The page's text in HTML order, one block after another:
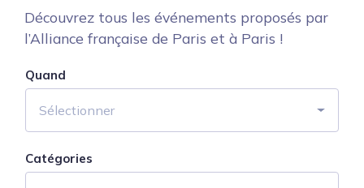
Découvrez tous les événements proposés par
l’Alliance française de Paris et à Paris !
Quand
Sélectionner
Catégories